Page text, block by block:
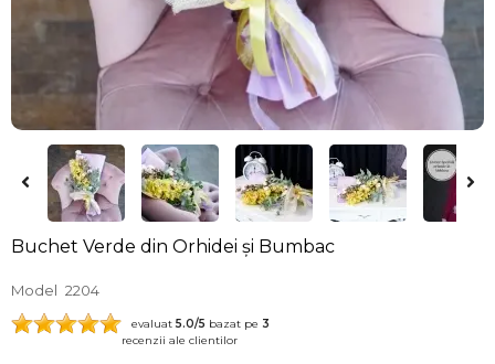
Buchet Verde din Orhidei și Bumbac
Model 2204
evaluat 5.0/5 bazat pe 3
recenzii ale clientilor